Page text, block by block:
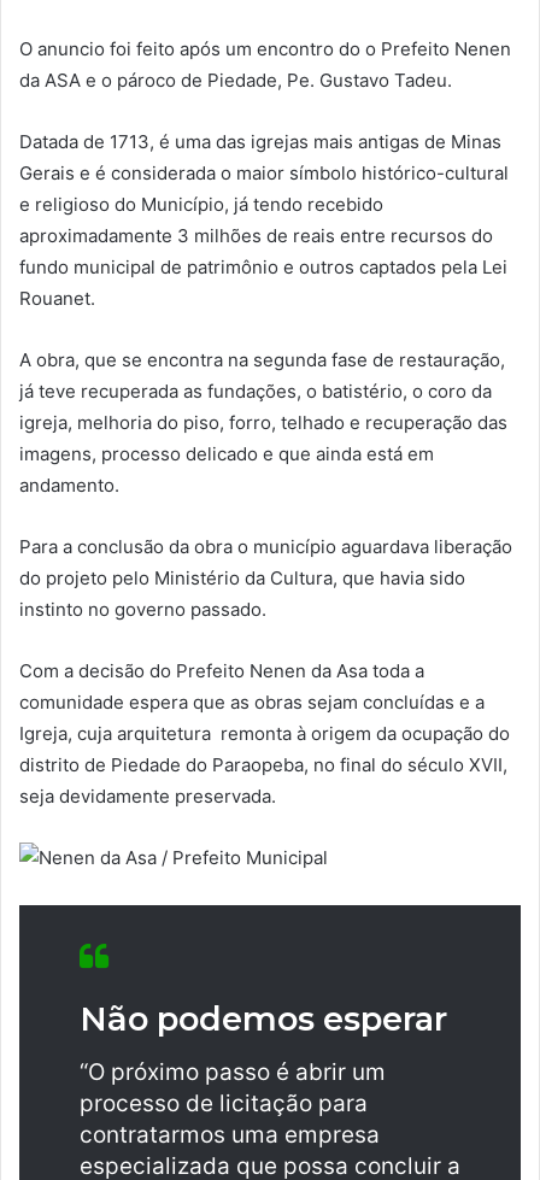
O anuncio foi feito após um encontro do o Prefeito Nenen
da ASA e o pároco de Piedade, Pe. Gustavo Tadeu.
Datada de 1713, é uma das igrejas mais antigas de Minas
Gerais e é considerada o maior símbolo histórico-cultural
e religioso do Município, já tendo recebido
aproximadamente 3 milhões de reais entre recursos do
fundo municipal de patrimônio e outros captados pela Lei
Rouanet.
A obra, que se encontra na segunda fase de restauração,
já teve recuperada as fundações, o batistério, o coro da
igreja, melhoria do piso, forro, telhado e recuperação das
imagens, processo delicado e que ainda está em
andamento.
Para a conclusão da obra o município aguardava liberação
do projeto pelo Ministério da Cultura, que havia sido
instinto no governo passado.
Com a decisão do Prefeito Nenen da Asa toda a
comunidade espera que as obras sejam concluídas e a
Igreja, cuja arquitetura remonta à origem da ocupação do
distrito de Piedade do Paraopeba, no final do século XVII,
seja devidamente preservada.
Não podemos esperar
“O próximo passo é abrir um
processo de licitação para
contratarmos uma empresa
especializada que possa concluir a